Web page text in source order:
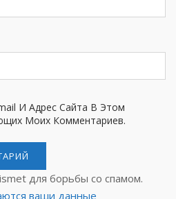
И Адрес Сайта В Этом
Моих Комментариев.
для борьбы со спамом.
ваши данные